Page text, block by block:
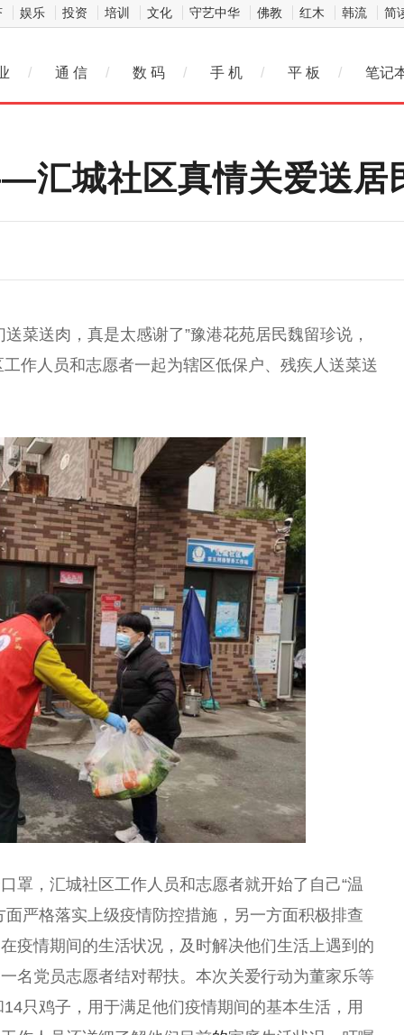
娱乐 投资 培训 文化 守艺中华 佛教 红木 韩流 简
/ 通 信 / 数 码 / 手 机 / 平 板 / 笔记
汇城社区真情关爱送居
菜送肉，真是太感谢了”豫港花苑居民魏留珍说，
作人员和志愿者一起为辖区低保户、残疾人送菜送
罩，汇城社区工作人员和志愿者就开始了自己“温
严格落实上级疫情防控措施，另一方面积极排查
疫情期间的生活状况，及时解决他们生活上遇到的
名党员志愿者结对帮扶。本次关爱行动为董家乐等
只鸡子，用于满足他们疫情期间的基本生活，用